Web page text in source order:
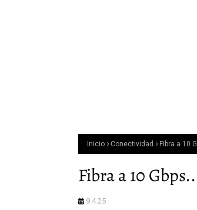
Inicio Conectividad Fibra a 10
Fibra a 10
9.4.25